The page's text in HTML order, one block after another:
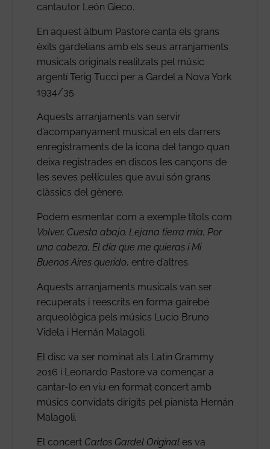
cantautor León Gieco.
En aquest àlbum Pastore canta els grans
èxits gardelians amb els seus arranjaments
musicals originals realitzats pel músic
argentí Terig Tucci per a Gardel a Nova York
1934/35.
Aquests arranjaments van servir
d’acompanyament musical en els darrers
enregistraments de la icona del tango quan
deixa registrades en discos les cançons de
les seves pel·lícules que avui són grans
clàssics del gènere.
Podem esmentar com a exemple títols com
Volver, Cuesta abajo, Lejana tierra mía, Por
una cabeza, El día que me quieras i Mi
Buenos Aires querido, entre d’altres.
Aquests arranjaments musicals van ser
recuperats i reescrits en forma gairebé
arqueològica pels músics Lucio Bruno
Videla i Hernán Malagoli.
El disc va ser nominat als Latin Grammy
2016 i Leonardo Pastore va començar a
cantar-lo en viu en format concert amb
músics convidats dirigits pel pianista Hernán
Malagoli.
El concert Carlos Gardel Original es va